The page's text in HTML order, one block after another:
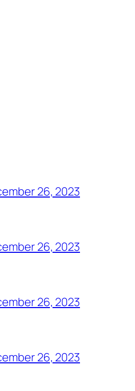
26, 2023
26, 2023
26, 2023
26, 2023